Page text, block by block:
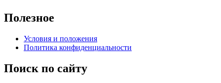
Полезное
Условия и положения
Политика конфиденциальности
Поиск по сайту